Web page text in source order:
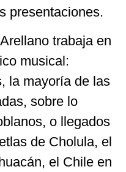
presentaciones.
trabaja en
musical:
la mayoría de las
sobre lo
o llegados
de Cholula, el
el Chile en